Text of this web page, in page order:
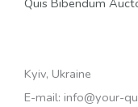
Quis Bibendum
Kyiv, Ukraine
E-mail: info@your-